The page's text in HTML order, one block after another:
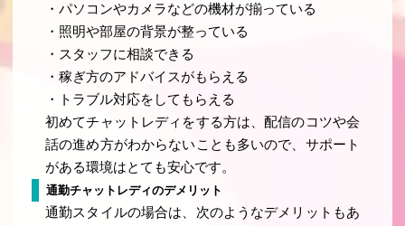
・パソコンやカメラなどの機材が揃っている
・照明や部屋の背景が整っている
・スタッフに相談できる
・稼ぎ方のアドバイスがもらえる
・トラブル対応をしてもらえる
初めてチャットレディをする方は、配信のコツや会
話の進め方がわからないことも多いので、サポート
がある環境はとても安心です。
通勤チャットレディのデメリット
通勤スタイルの場合は、次のようなデメリットもあ